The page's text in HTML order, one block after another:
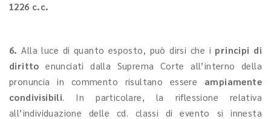
1226 c.c.
6.Alla luce di quanto esposto, può dirsi che i principi di
diritto enunciati dalla Suprema Corte all’interno della
pronuncia in commento risultano essere ampiamente
condivisibili. In particolare, la riflessione relativa
all’individuazione delle cd. classi di evento si innesta